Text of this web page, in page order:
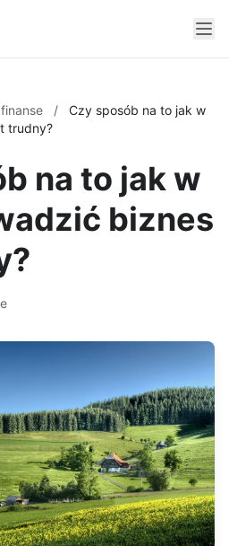
/
Czy sposób na to jak w
trudny?
na to jak w
biznes